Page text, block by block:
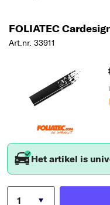
FOLIATEC
Art.nr. 33911
Het artikel is